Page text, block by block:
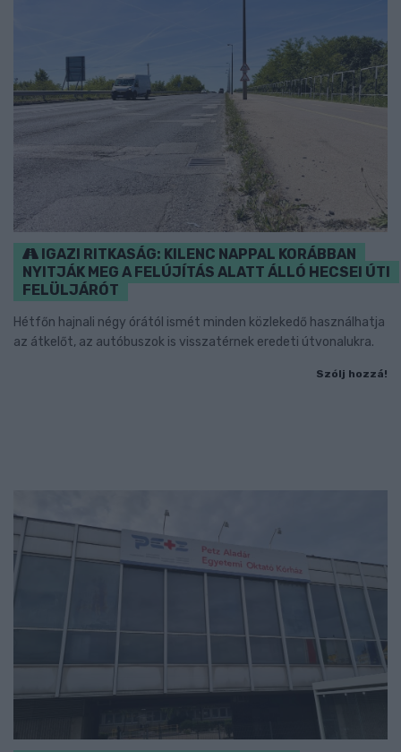
IGAZI RITKASÁG: KILENC NAPPAL KORÁBBAN
NYITJÁK MEG A FELÚJÍTÁS ALATT ÁLLÓ HECSEI ÚTI
FELÜLJÁRÓT
Hétfőn hajnali négy órától ismét minden közlekedő használhatja
az átkelőt, az autóbuszok is visszatérnek eredeti útvonalukra.
Szólj hozzá!